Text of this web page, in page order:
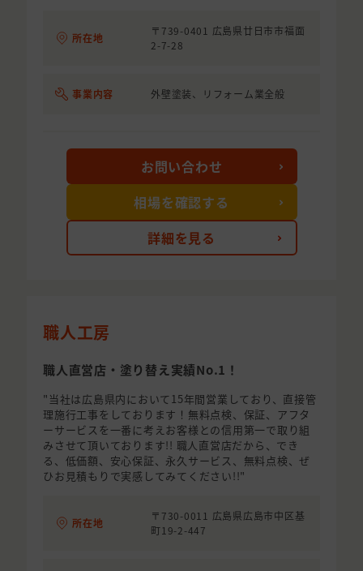
所在地
〒739-0401 広島県廿日市市福面
2-7-28
事業内容 外壁塗装、リフォーム業全般
詳細を見る
お問い合わせ
相場を確認する
職人工房
職人直営店・塗り替え実績No.1！
"当社は広島県内において15年間営業しており、直接管
理施行工事をしております！無料点検、保証、アフタ
ーサービスを一番に考えお客様との信用第一で取り組
みさせて頂いております!! 職人直営店だから、でき
る、低価額、安心保証、永久サービス、無料点検、ぜ
ひお見積もりで実感してみてください!!"
所在地
〒730-0011 広島県広島市中区基
町19-2-447